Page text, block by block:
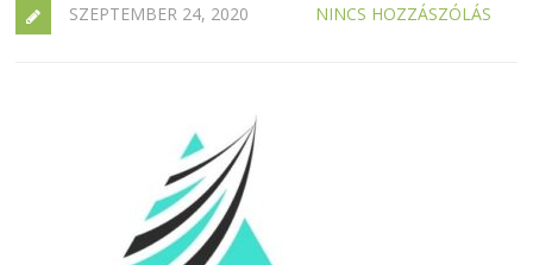
SZEPTEMBER 24, 2020 NINCS HOZZÁSZÓLÁS